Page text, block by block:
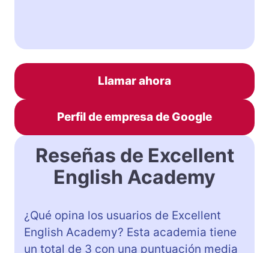
Llamar ahora
Perfil de empresa de Google
Reseñas de Excellent
English Academy
¿Qué opina los usuarios de Excellent
English Academy? Esta academia tiene
un total de 3 con una puntuación media